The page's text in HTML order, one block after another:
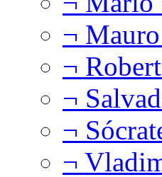
¬
¬
¬
¬
¬